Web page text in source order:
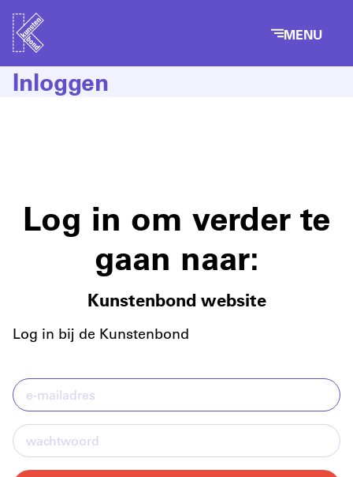
MENU
Inloggen
Log in om verder te
gaan naar:
Kunstenbond website
Log in bij de Kunstenbond